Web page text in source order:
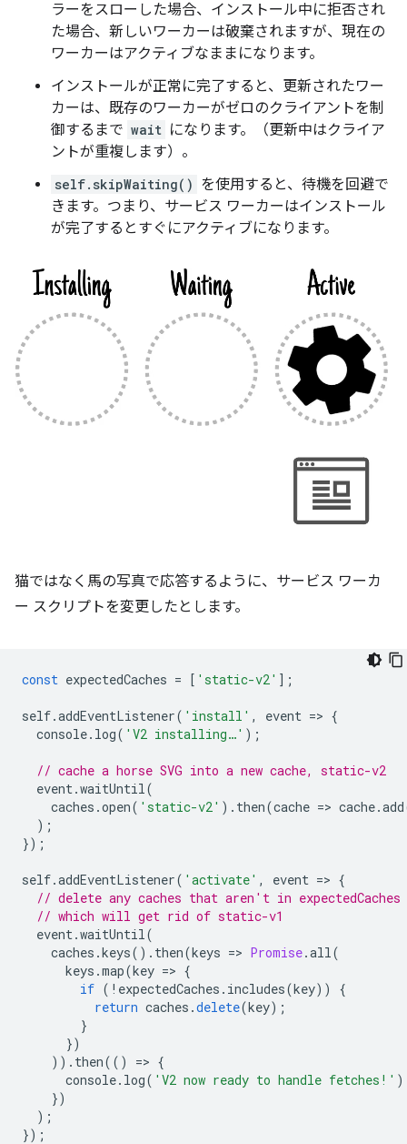
ラーをスローした場合、インストール中に拒否され
た場合、新しいワーカーは破棄されますが、現在の
ワーカーはアクティブなままになります。
インストールが正常に完了すると、更新されたワー
カーは、既存のワーカーがゼロのクライアントを制
御するまで wait になります。（更新中はクライア
ントが重複します）。
self.skipWaiting() を使用すると、待機を回避で
きます。つまり、サービス ワーカーはインストール
が完了するとすぐにアクティブになります。
猫ではなく馬の写真で応答するように、サービス ワーカ
ー スクリプトを変更したとします。
const expectedCaches = [ 'static-v2' ];
self.addEventListener( 'install' , event => {
console. log( 'V2 installing…' );
// cache a horse SVG into a new cache, static-v2
event.waitUntil(
caches .open( 'static-v2' ). then(cache => cache.add
);
});
self.addEventListener( 'activate' , event => {
// delete any caches that aren't in expectedCaches
// which will get rid of static-v1
event.waitUntil(
caches .keys(). then(keys => Promise.all(
keys .map(key => {
if ( ! expectedCaches . includes(key))
{
return caches .delete(key);
}
})
)). then(() => {
console. log( 'V2 now ready to handle fetches!'
})
);
});